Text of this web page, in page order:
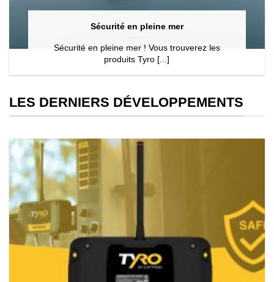
Sécurité en pleine mer
Sécurité en pleine mer ! Vous trouverez les
produits Tyro [...]
LES DERNIERS DÉVELOPPEMENTS